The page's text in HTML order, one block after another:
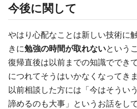
今後に関して
やはり心配なことは新しい技術に
きに勉強の時間が取れないという
復帰直後は以前までの知識ででき
につれてそうはいかなくなってきま
以前相談した方には「今はそうい
諦めるのも大事」というお話をし